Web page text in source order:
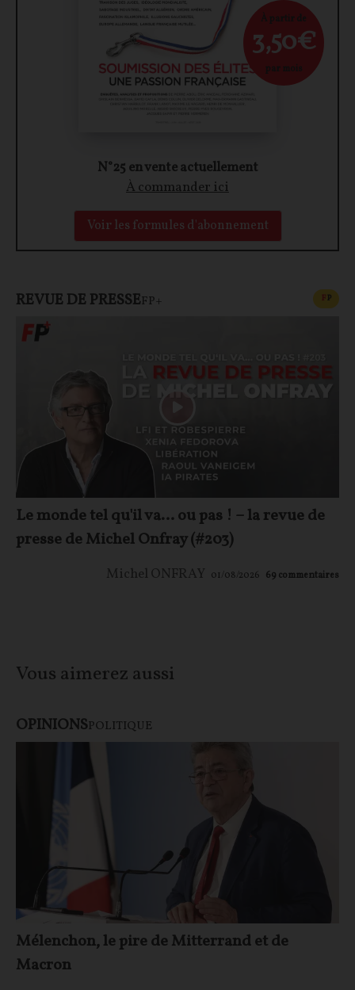
N°25 en vente actuellement
À commander ici
Voir les formules d'abonnement
À partir de
3,50€
par mois
REVUE DE PRESSEFP+ FP
Le monde tel qu'il va… ou pas ! – la revue de
presse de Michel Onfray (#203)
Michel ONFRAY 01/08/2026 69 commentaires
Vous aimerez aussi
OPINIONSPOLITIQUE
Mélenchon, le pire de Mitterrand et de
Macron